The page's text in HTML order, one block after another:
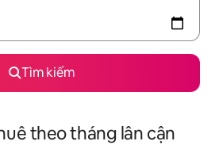
Tìm kiếm
theo tháng lân cận